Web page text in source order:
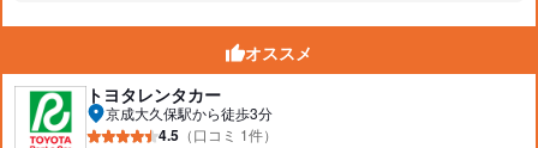
オススメ
トヨタレンタカー
京成大久保駅から徒歩3分
4.5 （口コミ 1件）